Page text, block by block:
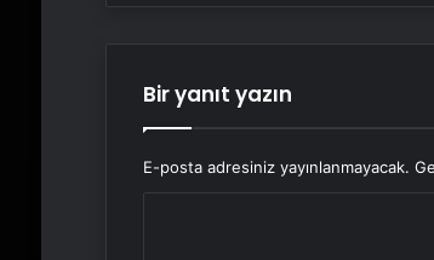
Bir yanıt yazın
E-posta adresiniz yayınlanmayacak.